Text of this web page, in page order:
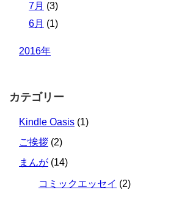
7月 (3)
6月 (1)
2016年
カテゴリー
Kindle Oasis (1)
ご挨拶 (2)
まんが (14)
コミックエッセイ (2)